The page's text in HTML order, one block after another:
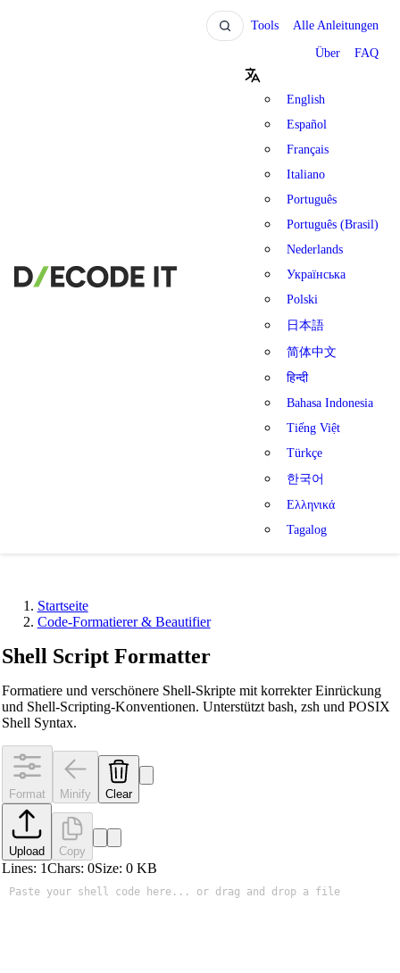
Tools Alle Anleitungen
Über FAQ
English
Español
Français
Italiano
Português
Português (Brasil)
Nederlands
Українська
Polski
日本語
简体中文
हिन्दी
Bahasa Indonesia
Tiếng Việt
Türkçe
한국어
Ελληνικά
Tagalog
Startseite
Code-Formatierer & Beautifier
Shell Script Formatter
Formatiere und verschönere Shell-Skripte mit korrekter Einrückung
und Shell-Scripting-Konventionen. Unterstützt bash, zsh und POSIX
Shell Syntax.
Format Minify Clear
Upload Copy
Lines: 1Chars: 0Size: 0KB